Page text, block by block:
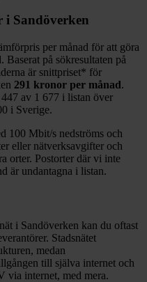
i Sandöverken
per månad för att göra
Baserat på sökresultaten på
är snittpriset* för
291 kronor per månad.
447 av 1 677 i listan över
i Sverige.
100 Mbit/s nedströms och
eller nätverksavgifter och
orter. Postorter där vi inte
är undantagna i listan.
i Sandöverken kan du oftast
Stadsnätet
medan
till själva internet och
via internet, med mera.